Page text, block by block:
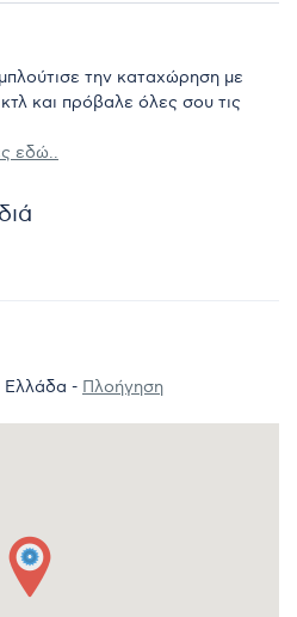
την καταχώρηση με
και πρόβαλε όλες σου τις
εδώ..
Ελλάδα - Πλοήγηση